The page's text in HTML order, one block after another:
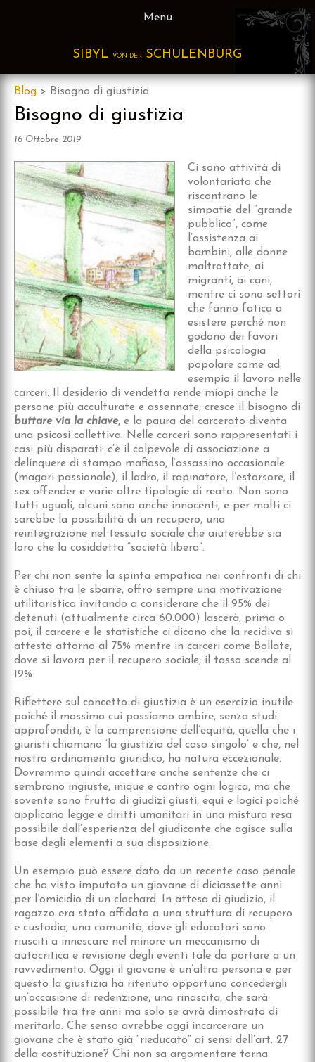
Menu
SIBYL VON DER SCHULENBURG
Blog > Bisogno di giustizia
Bisogno di giustizia
16 Ottobre 2019
Ci sono attività di
volontariato che
riscontrano le
simpatie del “grande
pubblico”, come
l’assistenza ai
bambini, alle donne
maltrattate, ai
migranti, ai cani,
mentre ci sono settori
che fanno fatica a
esistere perché non
godono dei favori
della psicologia
popolare come ad
esempio il lavoro nelle
carceri. Il desiderio di vendetta rende miopi anche le
persone più acculturate e assennate, cresce il bisogno di
buttare via la chiave, e la paura del carcerato diventa
una psicosi collettiva. Nelle carceri sono rappresentati i
casi più disparati: c’è il colpevole di associazione a
delinquere di stampo mafioso, l’assassino occasionale
(magari passionale), il ladro, il rapinatore, l’estorsore, il
sex offender e varie altre tipologie di reato. Non sono
tutti uguali, alcuni sono anche innocenti, e per molti ci
sarebbe la possibilità di un recupero, una
reintegrazione nel tessuto sociale che aiuterebbe sia
loro che la cosiddetta “società libera”.
Per chi non sente la spinta empatica nei confronti di chi
è chiuso tra le sbarre, offro sempre una motivazione
utilitaristica invitando a considerare che il 95% dei
detenuti (attualmente circa 60.000) lascerà, prima o
poi, il carcere e le statistiche ci dicono che la recidiva si
attesta attorno al 75% mentre in carceri come Bollate,
dove si lavora per il recupero sociale, il tasso scende al
19%.
Riflettere sul concetto di giustizia è un esercizio inutile
poiché il massimo cui possiamo ambire, senza studi
approfonditi, è la comprensione dell’equità, quella che i
giuristi chiamano ‘la giustizia del caso singolo’ e che, nel
nostro ordinamento giuridico, ha natura eccezionale.
Dovremmo quindi accettare anche sentenze che ci
sembrano ingiuste, inique e contro ogni logica, ma che
sovente sono frutto di giudizi giusti, equi e logici poiché
applicano legge e diritti umanitari in una mistura resa
possibile dall’esperienza del giudicante che agisce sulla
base degli elementi a sua disposizione.
Un esempio può essere dato da un recente caso penale
che ha visto imputato un giovane di diciassette anni
per l’omicidio di un clochard. In attesa di giudizio, il
ragazzo era stato affidato a una struttura di recupero
e custodia, una comunità, dove gli educatori sono
riusciti a innescare nel minore un meccanismo di
autocritica e revisione degli eventi tale da portare a un
ravvedimento. Oggi il giovane è un’altra persona e per
questo la giustizia ha ritenuto opportuno concedergli
un’occasione di redenzione, una rinascita, che sarà
possibile tra tre anni ma solo se avrà dimostrato di
meritarlo. Che senso avrebbe oggi incarcerare un
giovane che è stato già “rieducato” ai sensi dell’art. 27
della costituzione? Chi non sa argomentare torna